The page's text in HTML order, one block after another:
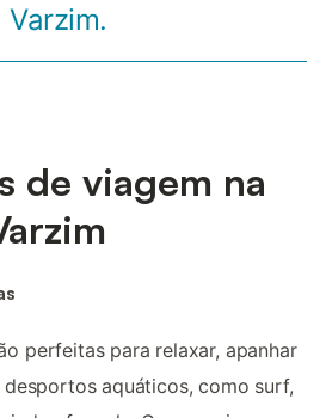
Varzim.
de viagem na
perfeitas para relaxar, apanhar
aquáticos, como surf,